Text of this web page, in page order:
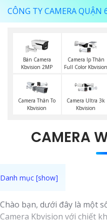
CÔNG TY CAMERA QUẬN
Bán Camera
Kbvision 2MP
Camera Ip Thân
Full Color Kbvision
Camera Thân To
Kbvision
Camera Ultra 3k
Kbvision
CAMERA
Chào bạn, dưới đây là một
Camera Kbvision với chiết